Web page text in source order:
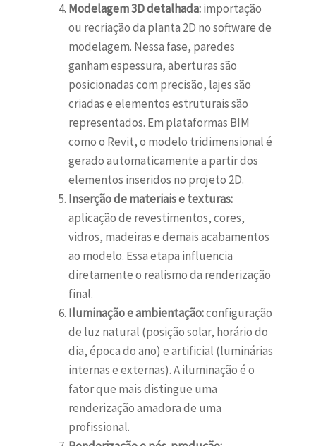
Modelagem 3D detalhada:importação
ou recriação da planta 2D no software de
modelagem. Nessa fase, paredes
ganham espessura, aberturas são
posicionadas com precisão, lajes são
criadas e elementos estruturais são
representados. Em plataformas BIM
como o Revit, o modelo tridimensional é
gerado automaticamente a partir dos
elementos inseridos no projeto 2D.
Inserção de materiais e texturas:
aplicação de revestimentos, cores,
vidros, madeiras e demais acabamentos
ao modelo. Essa etapa influencia
diretamente o realismo da renderização
final.
Iluminação e ambientação:configuração
de luz natural (posição solar, horário do
dia, época do ano) e artificial (luminárias
internas e externas). A iluminação é o
fator que mais distingue uma
renderização amadora de uma
profissional.